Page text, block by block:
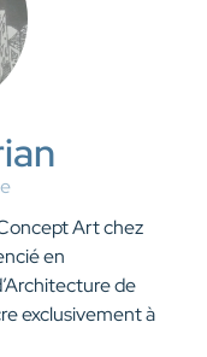
Art chez
en
de
exclusivement à